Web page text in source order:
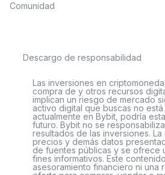
Comunidad
Descargo de responsabilidad
Las inversiones en
compra de y otros recursos
implican un riesgo de mercado
activo digital que buscas no
actualmente en Bybit, podría
futuro. Bybit no se
resultados de las inversiones.
precios y demás datos
de fuentes públicas y se ofrece
fines informativos. Este
asesoramiento financiero ni una